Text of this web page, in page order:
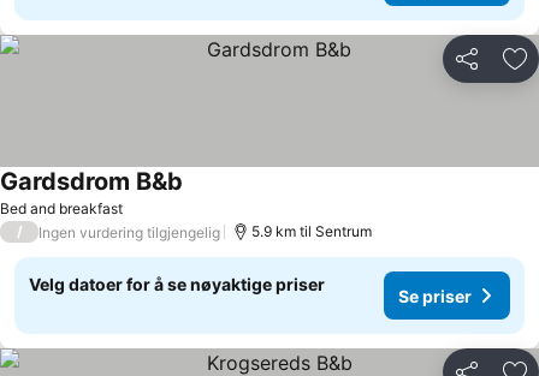
Del
Bed and breakfast
Gardsdrom B&b
/ Ingen vurdering tilgjengelig 5.9 km til Sentrum
Velg datoer for å se nøyaktige priser
Se priser